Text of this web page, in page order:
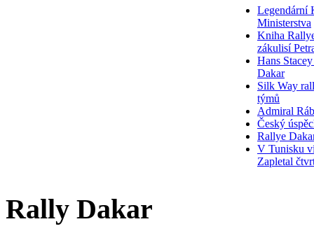
Legendární
Ministerstva
Kniha
zákulisí
Hans
Dakar
Silk Way
týmů
Admiral
Český
Rallye
V Tunisku
Zapletal
Rally Dakar